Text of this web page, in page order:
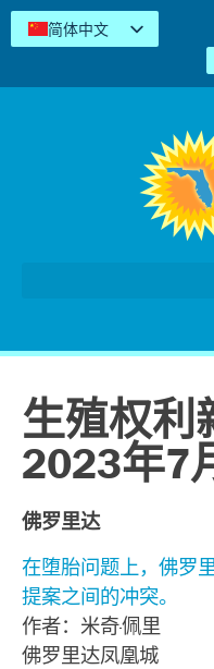
简体中文
Español
生殖权利
2023年7
佛罗里达
在堕胎问题上，佛罗
提案之间的冲突。
作者：米奇·佩里
佛罗里达凤凰城